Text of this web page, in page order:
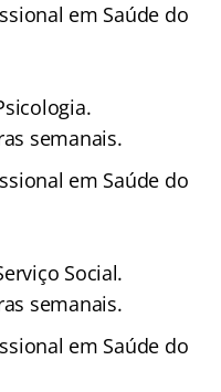
em Saúde do
semanais.
em Saúde do
Social.
semanais.
em Saúde do